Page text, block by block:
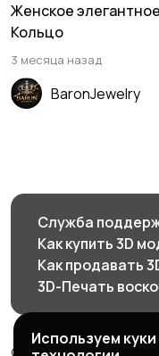
Женское элегантное
Кольцо
3 месяца назад
BaronJewelry
Служба
Как купить 3D
Как продавать
3D-Печать
Используем